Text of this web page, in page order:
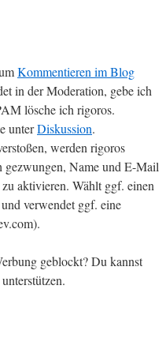
Kommentieren im Blog
in der Moderation, gebe ich
lösche ich rigoros.
unterDiskussion.
werden rigoros
gezwungen, Name und E-Mail
aktivieren. Wählt ggf. einen
verwendet ggf. eine
geblockt? Du kannst
unterstützen.